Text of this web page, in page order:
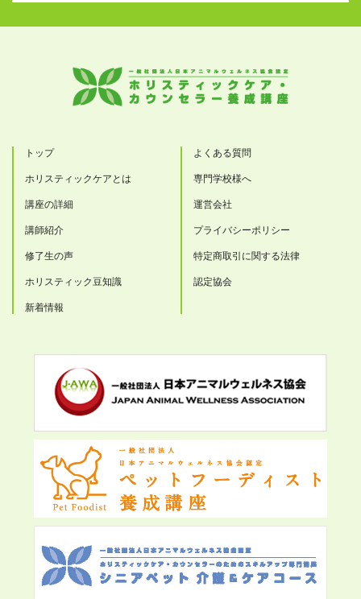
トップ
ホリスティックケアとは
講座の詳細
講師紹介
修了生の声
ホリスティック豆知識
新着情報
よくある質問
専門学校様へ
運営会社
プライバシーポリシー
特定商取引に関する法律
認定協会